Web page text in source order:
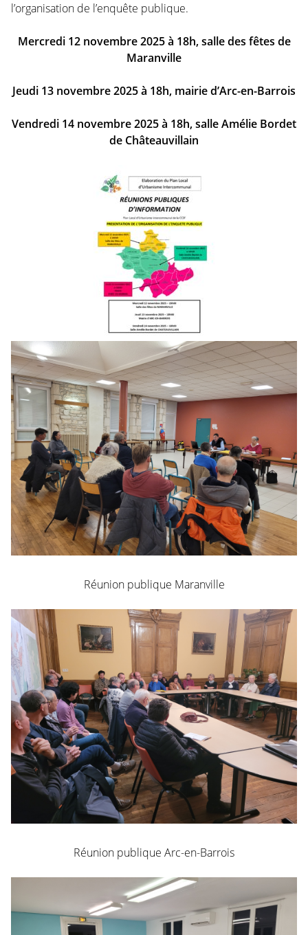
l’organisation de l’enquête publique.
Mercredi 12 novembre 2025 à 18h, salle des fêtes de
Maranville
Jeudi 13 novembre 2025 à 18h, mairie d’Arc-en-Barrois
Vendredi 14 novembre 2025 à 18h, salle Amélie Bordet
de Châteauvillain
Réunion publique Maranville
Réunion publique Arc-en-Barrois